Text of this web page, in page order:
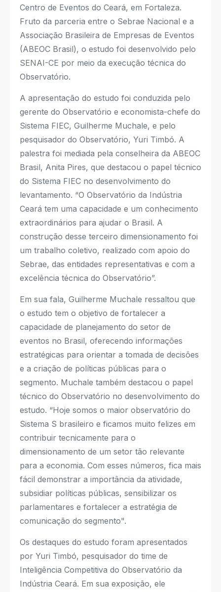
Centro de Eventos do Ceará, em Fortaleza.
Fruto da parceria entre o Sebrae Nacional e a
Associação Brasileira de Empresas de Eventos
(ABEOC Brasil), o estudo foi desenvolvido pelo
SENAI-CE por meio da execução técnica do
Observatório.
A apresentação do estudo foi conduzida pelo
gerente do Observatório e economista-chefe do
Sistema FIEC, Guilherme Muchale, e pelo
pesquisador do Observatório, Yuri Timbó. A
palestra foi mediada pela conselheira da ABEOC
Brasil, Anita Pires, que destacou o papel técnico
do Sistema FIEC no desenvolvimento do
levantamento. “O Observatório da Indústria
Ceará tem uma capacidade e um conhecimento
extraordinários para ajudar o Brasil. A
construção desse terceiro dimensionamento foi
um trabalho coletivo, realizado com apoio do
Sebrae, das entidades representativas e com a
excelência técnica do Observatório”.
Em sua fala, Guilherme Muchale ressaltou que
o estudo tem o objetivo de fortalecer a
capacidade de planejamento do setor de
eventos no Brasil, oferecendo informações
estratégicas para orientar a tomada de decisões
e a criação de políticas públicas para o
segmento. Muchale também destacou o papel
técnico do Observatório no desenvolvimento do
estudo. “Hoje somos o maior observatório do
Sistema S brasileiro e ficamos muito felizes em
contribuir tecnicamente para o
dimensionamento de um setor tão relevante
para a economia. Com esses números, fica mais
fácil demonstrar a importância da atividade,
subsidiar políticas públicas, sensibilizar os
parlamentares e fortalecer a estratégia de
comunicação do segmento".
Os destaques do estudo foram apresentados
por Yuri Timbó, pesquisador do time de
Inteligência Competitiva do Observatório da
Indústria Ceará. Em sua exposição, ele